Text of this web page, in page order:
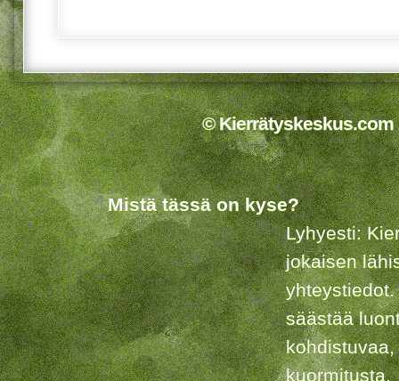
© Kierrätyskeskus.com
Mistä tässä on kyse?
Lyhyesti:
jokaisen
säästää
kuormitusta.